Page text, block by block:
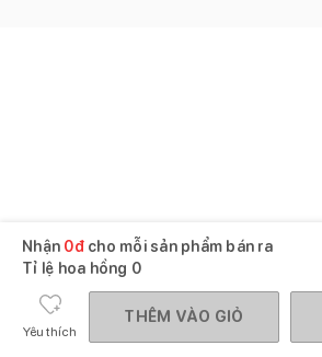
Nhận 0đcho mỗi sản phẩm bán ra
Tỉ lệ hoa hồng 0
Yêu thích
THÊM VÀO GIỎ